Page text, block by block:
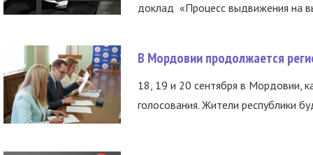
доклад «Процесс выдвижения на
В Мордовии продолжается
18, 19 и 20 сентября в Мордовии,
голосования. Жители республики